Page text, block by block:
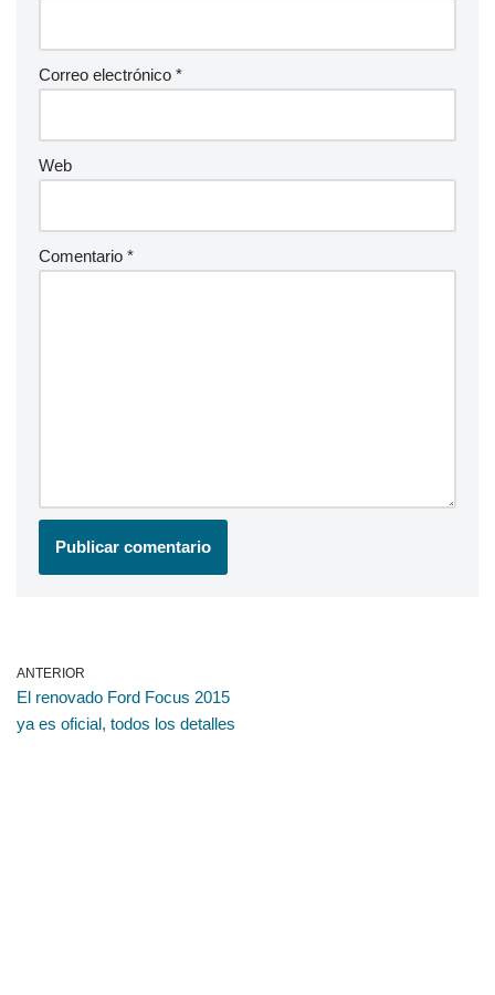
Correo electrónico *
Web
Comentario *
ANTERIOR
El renovado Ford Focus 2015
ya es oficial, todos los detalles